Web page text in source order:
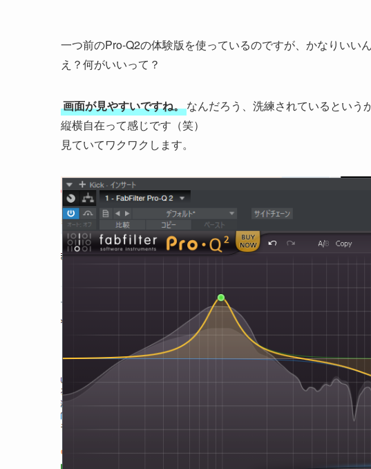
一つ前のPro-Q2の体験版を使っているのですが、かなりいいん
え？何がいいって？
画面が見やすいですね。なんだろう、洗練されているというか
縦横自在って感じです（笑）
見ていてワクワクします。